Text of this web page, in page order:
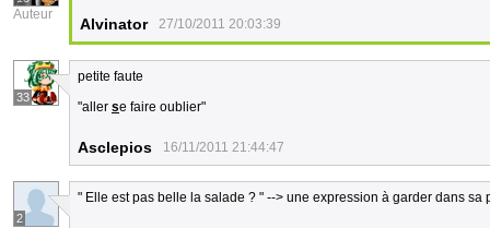
Auteur
Alvinator 27/10/2011 20:03:39
33
petite faute
"aller se faire oublier"
Asclepios 16/11/2011 21:44:47
2
" Elle est pas belle la salade ? " --> une expression à garder dans sa